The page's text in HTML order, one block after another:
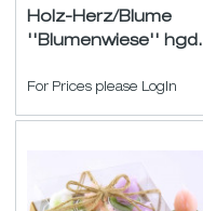
Holz-Herz/Blume
''Blumenwiese'' hgd.
For Prices please LogIn